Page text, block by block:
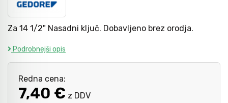
Za 14 1/2" Nasadni ključ. Dobavljeno brez orodja.
Podrobnejši opis
Redna cena:
7,40 € z DDV
CNC